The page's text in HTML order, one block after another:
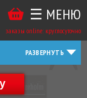
заказы online: круглосуточно
☰ МЕНЮ